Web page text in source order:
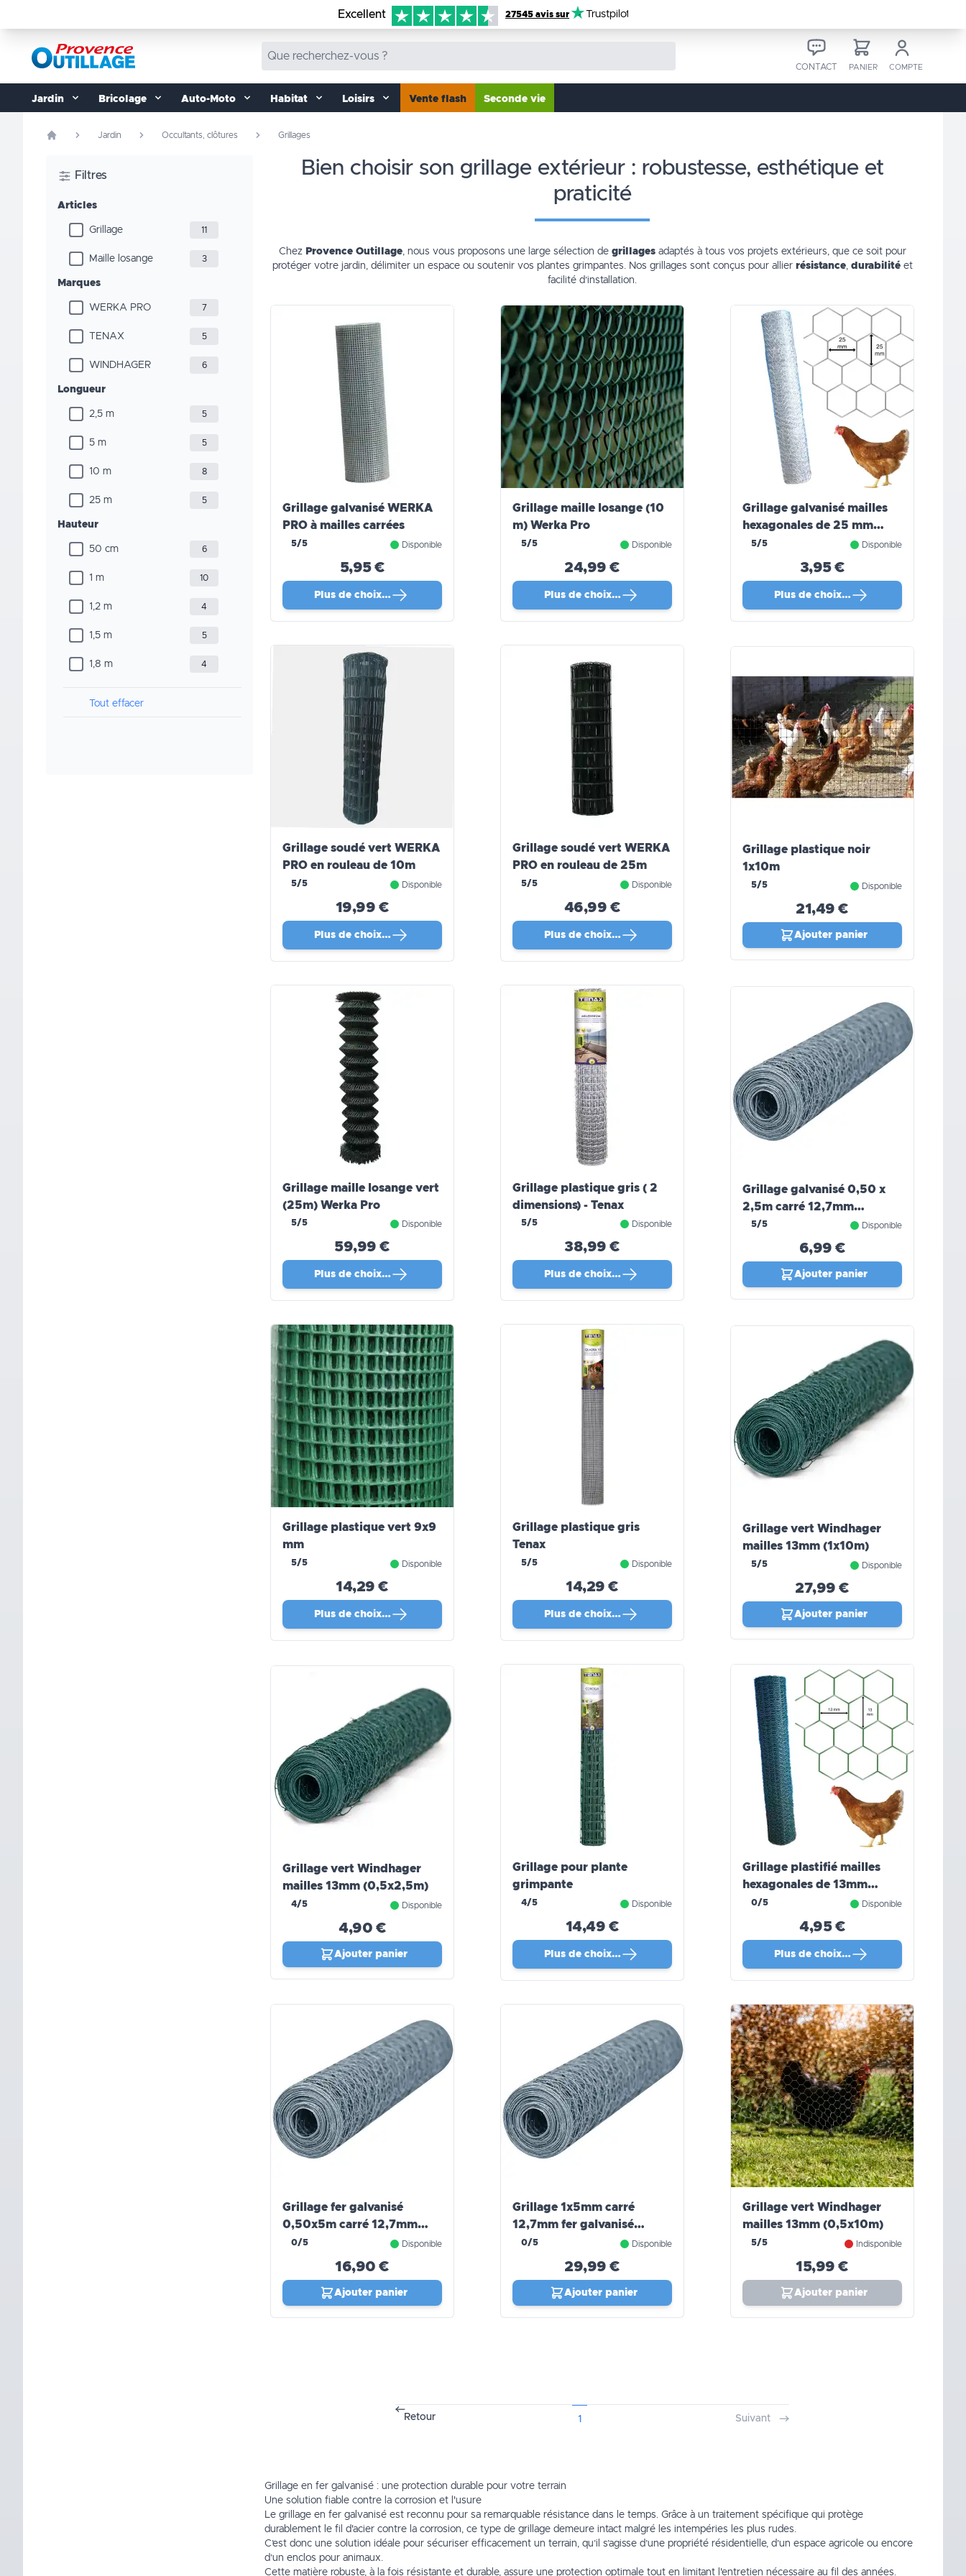
Excellent 27545 avis sur Trustpilot
CONTACT PANIER COMPTE
Jardin Bricolage Auto-Moto Habitat Loisirs Vente flash Seconde vie
Jardin Occultants, clôtures Grillages
Filtres
Articles
Grillage 11
Maille losange 3
Marques
WERKA PRO 7
TENAX 5
WINDHAGER 6
Longueur
2,5 m 5
5 m 5
10 m 8
25 m 5
Hauteur
50 cm 6
1 m 10
1,2 m 4
1,5 m 5
1,8 m 4
Tout effacer
bien choisir son grillage extérieur : robustesse, esthétique et
praticité
Chez Provence Outillage, nous vous proposons une large sélection de grillagesadaptés à tous vos projets extérieurs, que ce soit pour
protéger votre jardin, délimiter un espace ou soutenir vos plantes grimpantes. Nos grillages sont conçus pour allier résistance, durabilitéet
facilité d’installation.
Grillage galvanisé WERKA
PRO à mailles carrées
5/5 Disponible
5,95 €
Plus de choix…
Grillage maille losange (10
m) Werka Pro
5/5 Disponible
24,99 €
Plus de choix…
Grillage galvanisé mailles
hexagonales de 25 mm
WERKA PRO
5/5 Disponible
3,95 €
Plus de choix…
Grillage soudé vert WERKA
PRO en rouleau de 10m
5/5 Disponible
19,99 €
Plus de choix…
Grillage soudé vert WERKA
PRO en rouleau de 25m
5/5 Disponible
46,99 €
Plus de choix…
Grillage plastique noir
1x10m
5/5 Disponible
21,49 €
Ajouter panier
Grillage maille losange vert
(25m) Werka Pro
5/5 Disponible
59,99 €
Plus de choix…
Grillage plastique gris ( 2
dimensions) - Tenax
5/5 Disponible
38,99 €
Plus de choix…
Grillage galvanisé 0,50 x
2,5m carré 12,7mm
Windhager
5/5 Disponible
6,99 €
Ajouter panier
Grillage plastique vert 9x9
mm
5/5 Disponible
14,29 €
Plus de choix…
Grillage plastique gris
Tenax
5/5 Disponible
14,29 €
Plus de choix…
Grillage vert Windhager
mailles 13mm (1x10m)
5/5 Disponible
27,99 €
Ajouter panier
Grillage vert Windhager
mailles 13mm (0,5x2,5m)
4/5 Disponible
4,90 €
Ajouter panier
Grillage pour plante
grimpante
4/5 Disponible
14,49 €
Plus de choix…
Grillage plastifié mailles
hexagonales de 13mm
WERKA PRO
0/5 Disponible
4,95 €
Plus de choix…
Grillage fer galvanisé
0,50x5m carré 12,7mm
Windhager
0/5 Disponible
16,90 €
Ajouter panier
Grillage 1x5mm carré
12,7mm fer galvanisé
Windhager
0/5 Disponible
29,99 €
Ajouter panier
Grillage vert Windhager
mailles 13mm (0,5x10m)
5/5 Indisponible
15,99 €
Ajouter panier
Retour 1 Suivant
Grillage en fer galvanisé : une protection durable pour votre terrain
Une solution fiable contre la corrosion et l'usure
Le grillage en fer galvanisé est reconnu pour sa remarquable résistance dans le temps. Grâce à un traitement spécifique qui protège
durablement le fil d'acier contre la corrosion, ce type de grillage demeure intact malgré les intempéries les plus rudes.
C’est donc une solution idéale pour sécuriser efficacement un terrain, qu’il s’agisse d’une propriété résidentielle, d’un espace agricole ou encore
d’un enclos pour animaux.
Cette matière robuste, à la fois résistante et durable, assure une protection optimale tout en limitant l'entretien nécessaire au fil des années.